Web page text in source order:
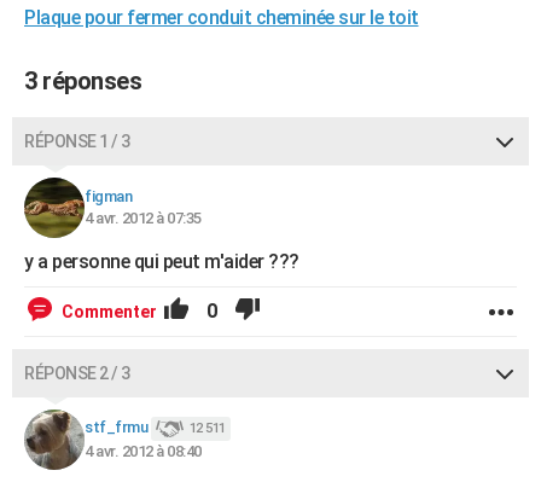
Carte de Noël
Carte Bonne année
Carte Saint-Valentin
Carte Pâques
Carte d'anniversaire
DICTIONNAIRE
Dictionnaire
Biographies
Citations
Expressions
Proverbes
PROGRAMME TV
AVIS DE DÉCÈS
FORUM
Bricolage
Lifestyle
Culture
Sport
Auto
Television
Voyage
Cinema
Plaque pour fermer conduit cheminée sur le toit
3 réponses
RÉPONSE 1 / 3
figman
4 avr. 2012 à 07:35
y a personne qui peut m'aider ???
Commenter 0
RÉPONSE 2 / 3
stf_frmu 12 511
4 avr. 2012 à 08:40